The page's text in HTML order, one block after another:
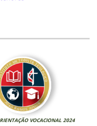
VOCACIONAL 2024